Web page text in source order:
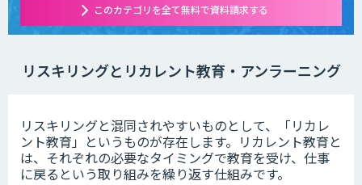
このカテゴリを全て無料で資料請求する
リスキリングとリカレント教育・アンラーニング
リスキリングと混同されやすいものとして、「リカレ
ント教育」というものが存在します。リカレント教育と
は、それぞれの必要なタイミングで教育を受け、仕事
に戻るという取り組みを繰り返す仕組みです。